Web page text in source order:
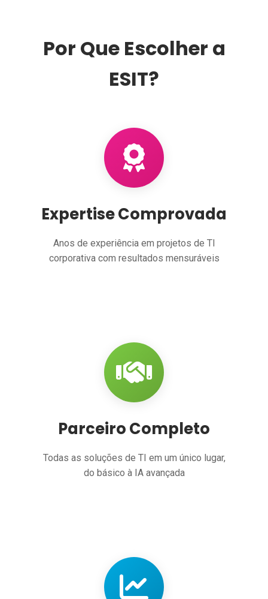
Por Que Escolher a
ESIT?
Expertise Comprovada
Anos de experiência em projetos de TI
corporativa com resultados mensuráveis
Parceiro Completo
Todas as soluções de TI em um único lugar,
do básico à IA avançada